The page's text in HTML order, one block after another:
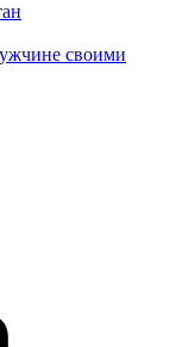
своими